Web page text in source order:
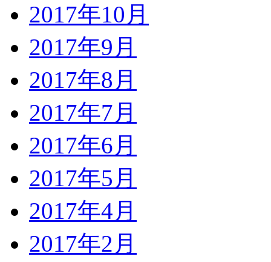
2017年10月
2017年9月
2017年8月
2017年7月
2017年6月
2017年5月
2017年4月
2017年2月